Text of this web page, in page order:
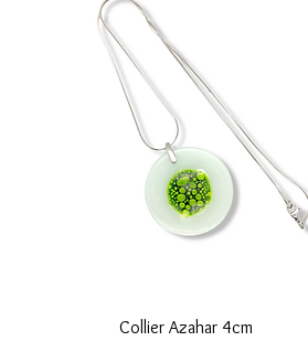
Vista rápida
Collier Azahar 4cm